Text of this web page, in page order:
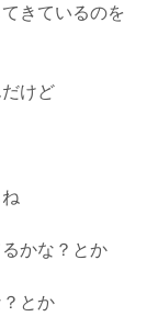
きているのを
けど
かな？とか
とか